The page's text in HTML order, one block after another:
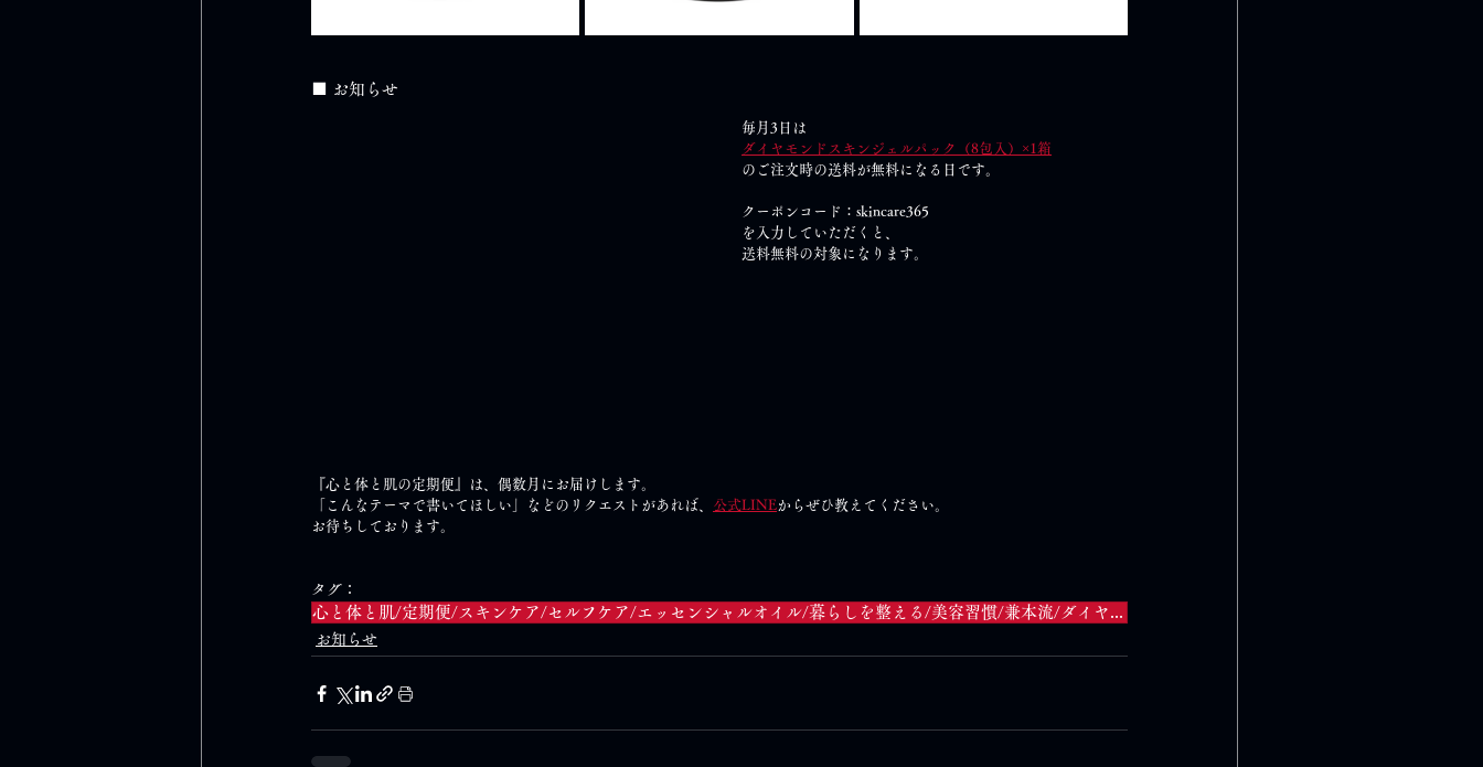
■ お知らせ
毎月3日は
ダイヤモンドスキンジェルパック（8包入）×1箱
のご注文時の送料が無料になる日です。
クーポンコード：skincare365
を入力していただくと、
送料無料の対象になります。
『心と体と肌の定期便』は、偶数月にお届けします。
「こんなテーマで書いてほしい」などのリクエストがあれば、 公式LINEからぜひ教えてください。
お待ちしております。
タグ：
心と体と肌/定期便/スキンケア/セルフケア/エッセンシャルオイル/暮らしを整える/美容習慣/兼本流/ダイヤモンドスキンケア/2026年2月
お知らせ